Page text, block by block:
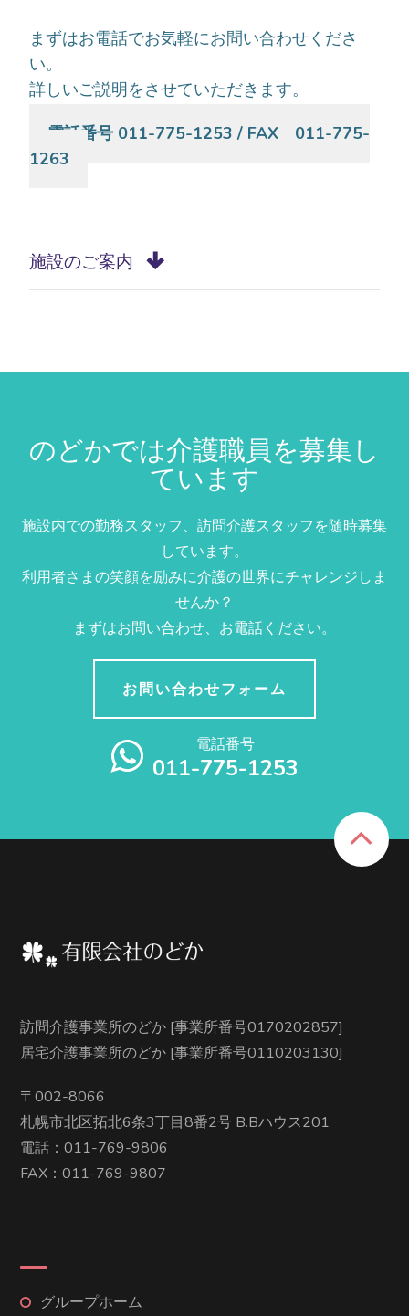
まずはお電話でお気軽にお問い合わせくださ
い。
詳しいご説明をさせていただきます。
電話番号 011-775-1253 / FAX 011-775-
1263
施設のご案内
のどかでは介護職員を募集し
ています
施設内での勤務スタッフ、訪問介護スタッフを随時募集
しています。
利用者さまの笑顔を励みに介護の世界にチャレンジしま
せんか？
まずはお問い合わせ、お電話ください。
お問い合わせフォーム
電話番号
011-775-1253
訪問介護事業所のどか [事業所番号0170202857]
居宅介護事業所のどか [事業所番号0110203130]
〒002-8066
札幌市北区拓北6条3丁目8番2号 B.Bハウス201
電話：011-769-9806
FAX：011-769-9807
グループホーム